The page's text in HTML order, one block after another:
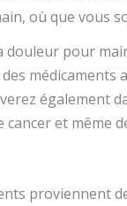
où que vous
douleur pour
également
et même
proviennent